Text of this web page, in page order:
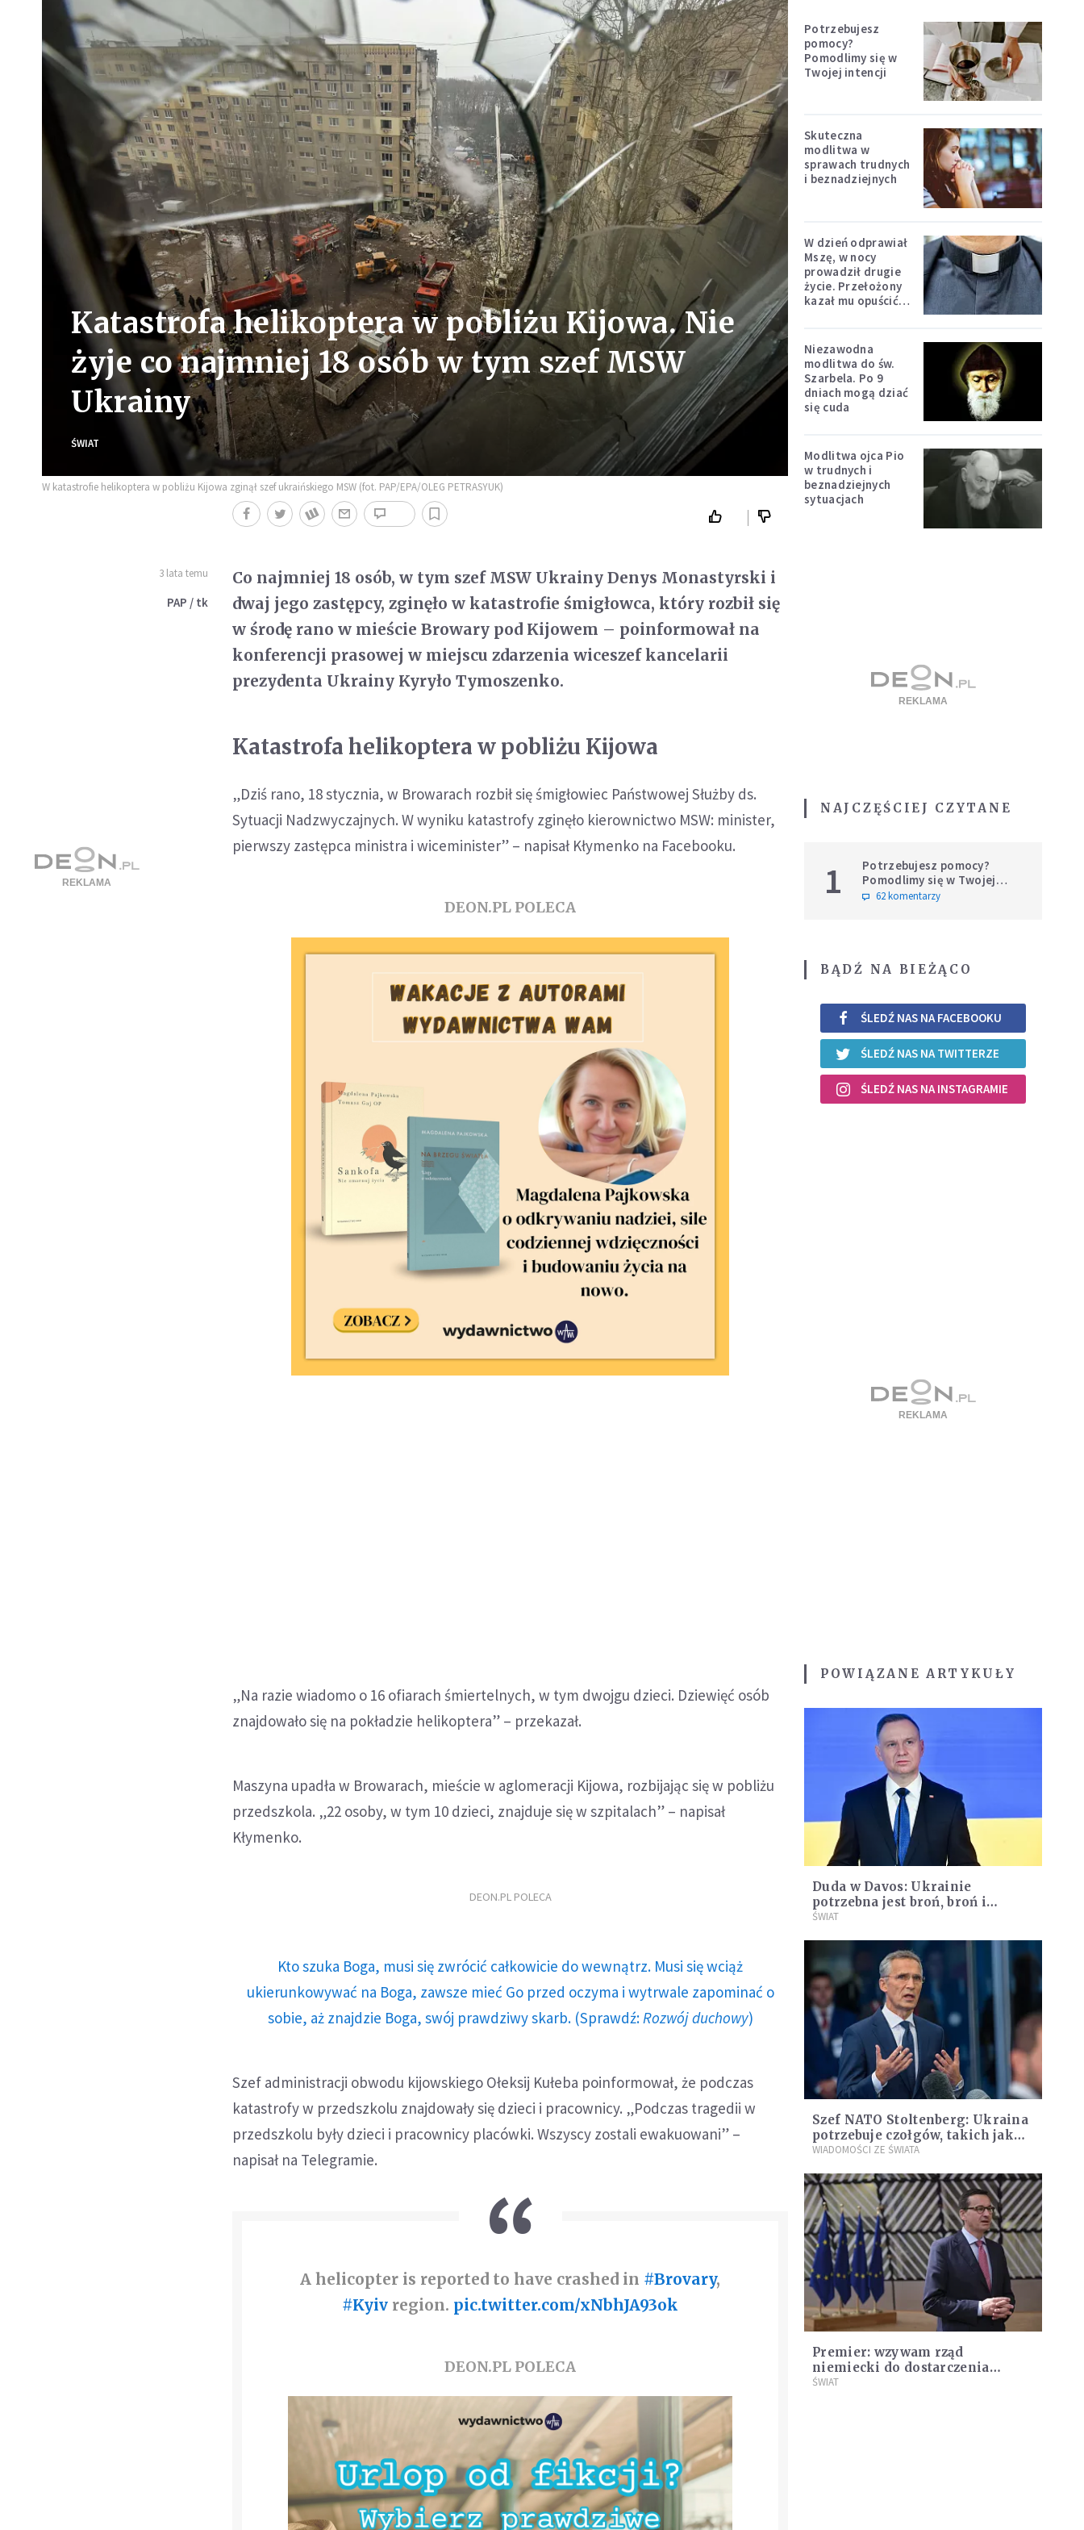
Katastrofa helikoptera w pobliżu Kijowa. Nie
żyje co najmniej 18 osób w tym szef MSW
Ukrainy
ŚWIAT
W katastrofie helikoptera w pobliżu Kijowa zginął szef ukraińskiego MSW (fot. PAP/EPA/OLEG PETRASYUK)
3 lata temu
PAP / tk
Co najmniej 18 osób, w tym szef MSW Ukrainy Denys Monastyrski i
dwaj jego zastępcy, zginęło w katastrofie śmigłowca, który rozbił się
w środę rano w mieście Browary pod Kijowem – poinformował na
konferencji prasowej w miejscu zdarzenia wiceszef kancelarii
prezydenta Ukrainy Kyryło Tymoszenko.
Katastrofa helikoptera w pobliżu Kijowa
„Dziś rano, 18 stycznia, w Browarach rozbił się śmigłowiec Państwowej Służby ds.
Sytuacji Nadzwyczajnych. W wyniku katastrofy zginęło kierownictwo MSW: minister,
pierwszy zastępca ministra i wiceminister” – napisał Kłymenko na Facebooku.
DEON.PL POLECA
„Na razie wiadomo o 16 ofiarach śmiertelnych, w tym dwojgu dzieci. Dziewięć osób
znajdowało się na pokładzie helikoptera” – przekazał.
Maszyna upadła w Browarach, mieście w aglomeracji Kijowa, rozbijając się w pobliżu
przedszkola. „22 osoby, w tym 10 dzieci, znajduje się w szpitalach” – napisał
Kłymenko.
DEON.PL POLECA
Kto szuka Boga, musi się zwrócić całkowicie do wewnątrz. Musi się wciąż
ukierunkowywać na Boga, zawsze mieć Go przed oczyma i wytrwale zapominać o
sobie, aż znajdzie Boga, swój prawdziwy skarb. (Sprawdź: Rozwój duchowy)
Szef administracji obwodu kijowskiego Ołeksij Kułeba poinformował, że podczas
katastrofy w przedszkolu znajdowały się dzieci i pracownicy. „Podczas tragedii w
przedszkolu były dzieci i pracownicy placówki. Wszyscy zostali ewakuowani” –
napisał na Telegramie.
A helicopter is reported to have crashed in #Brovary,
#Kyiv region. pic.twitter.com/xNbhJA93ok
DEON.PL POLECA
Potrzebujesz
pomocy?
Pomodlimy się w
Twojej intencji
Skuteczna
modlitwa w
sprawach trudnych
i beznadziejnych
W dzień odprawiał
Mszę, w nocy
prowadził drugie
życie. Przełożony
kazał mu opuścić
Niezawodna
modlitwa do św.
Szarbela. Po 9
dniach mogą dziać
się cuda
Modlitwa ojca Pio
w trudnych i
beznadziejnych
sytuacjach
NAJCZĘŚCIEJ CZYTANE
1
Potrzebujesz pomocy?
Pomodlimy się w Twojej
intencji
62 komentarzy
BĄDŹ NA BIEŻĄCO
ŚLEDŹ NAS NA FACEBOOKU
ŚLEDŹ NAS NA TWITTERZE
ŚLEDŹ NAS NA INSTAGRAMIE
POWIĄZANE ARTYKUŁY
Duda w Davos: Ukrainie
potrzebna jest broń, broń i
jeszcze raz broń
ŚWIAT
Szef NATO Stoltenberg: Ukraina
potrzebuje czołgów, takich jak
niemiecki Leopard 2
WIADOMOŚCI ZE ŚWIATA
Premier: wzywam rząd
niemiecki do dostarczenia
wszystkich rodzajów uzbrojenia
ŚWIAT